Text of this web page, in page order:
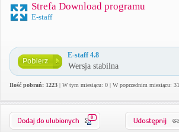
Strefa Download programu
E-staff
E-staff 4.8
Wersja stabilna
Ilość pobrań: 1223 | W tym miesiącu: 0 | W poprzednim miesiącu: 31
0